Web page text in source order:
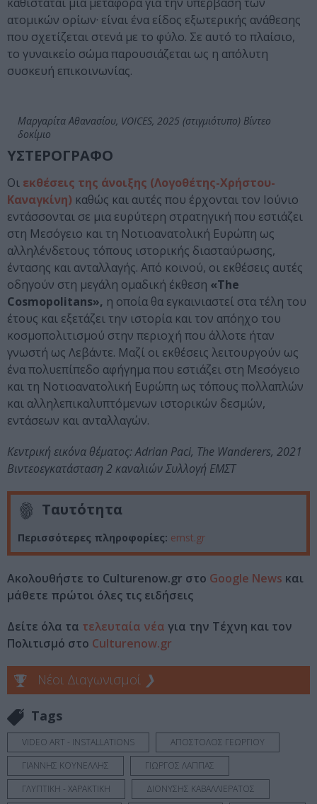
ατομικών ορίων· είναι ένα είδος εξωτερικής ανάθεσης
που σχετίζεται στενά με το φύλο. Σε αυτό το πλαίσιο,
το γυναικείο σώμα παρουσιάζεται ως η απόλυτη
συσκευή επικοινωνίας.
Μαργαρίτα Αθανασίου, VOICES, 2025 (στιγμιότυπο) Βίντεο
δοκίμιο
ΥΣΤΕΡΟΓΡΑΦΟ
Oι εκθέσεις της άνοιξης (Λογοθέτης-Χρήστου-
Καναγκίνη) καθώς και αυτές που έρχονται τον Ιούνιο
εντάσσονται σε μια ευρύτερη στρατηγική που εστιάζει
στη Μεσόγειο και τη Νοτιοανατολική Ευρώπη ως
αλληλένδετους τόπους ιστορικής διασταύρωσης,
έντασης και ανταλλαγής. Από κοινού, οι εκθέσεις αυτές
οδηγούν στη μεγάλη ομαδική έκθεση «The
Cosmopolitans», η οποία θα εγκαινιαστεί στα τέλη του
έτους και εξετάζει την ιστορία και τον απόηχο του
κοσμοπολιτισμού στην περιοχή που άλλοτε ήταν
γνωστή ως Λεβάντε. Μαζί οι εκθέσεις λειτουργούν ως
ένα πολυεπίπεδο αφήγημα που εστιάζει στη Μεσόγειο
και τη Νοτιοανατολική Ευρώπη ως τόπους πολλαπλών
και αλληλεπικαλυπτόμενων ιστορικών δεσμών,
εντάσεων και ανταλλαγών.
Κεντρική εικόνα θέματος: Adrian Paci, The Wanderers, 2021
Βιντεοεγκατάσταση 2 καναλιών Συλλογή ΕΜΣΤ
Ταυτότητα
Περισσότερες πληροφορίες: emst.gr
Ακολουθήστε το Culturenow.gr στο Google News και
μάθετε πρώτοι όλες τις ειδήσεις
Δείτε όλα τα τελευταία νέα για την Τέχνη και τον
Πολιτισμό στο Culturenow.gr
Νέοι Διαγωνισμοί ❯
Tags
VIDEO ART - INSTALLATIONS
ΑΠΟΣΤΟΛΟΣ ΓΕΩΡΓΙΟΥ
ΓΙΑΝΝΗΣ ΚΟΥΝΕΛΛΗΣ
ΓΙΩΡΓΟΣ ΛΑΠΠΑΣ
ΓΛΥΠΤΙΚΗ - ΧΑΡΑΚΤΙΚΗ
ΔΙΟΝΥΣΗΣ ΚΑΒΑΛΛΙΕΡΑΤΟΣ